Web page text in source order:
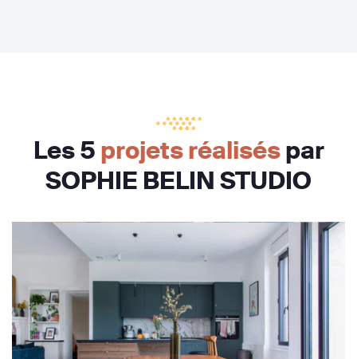
Les 5 projets réaliséspar
SOPHIE BELIN STUDIO